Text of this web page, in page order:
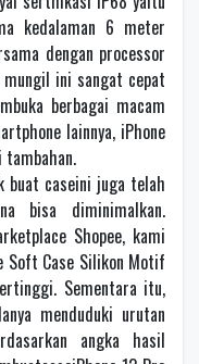
kedalaman 6 meter
dengan processor
ini sangat cepat
berbagai macam
lainnya, iPhone
buat caseini juga telah
bisa diminimalkan.
Shopee, kami
Soft Case Silikon Motif
Sementara itu,
menduduki urutan
angka hasil